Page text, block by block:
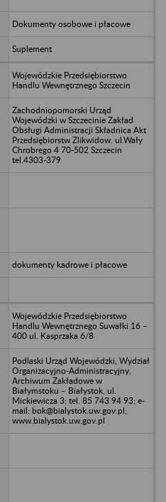
Dokumenty osobowe i płacowe
Suplement
Wojewódzkie Przedsiębiorstwo
Handlu Wewnętrznego Szczecin
Zachodniopomorski Urząd
Wojewódzki w Szczecinie Zakład
Obsługi Administracji Składnica Akt
Przedsiębiorstw Zlikwidow. ul.Wały
Chrobrego 4 70-502 Szczecin
tel.4303-379
dokumenty kadrowe i płacowe
Wojewódzkie Przedsiębiorstwo
Handlu Wewnętrznego Suwałki 16 –
400 ul. Kasprzaka 6/8
Podlaski Urząd Wojewódzki, Wydział
Organizacyjno-Administracyjny,
Archiwum Zakładowe w
Białymstoku – Białystok, ul.
Mickiewicza 3; tel. 85 743 94 93; e-
mail: bok@bialystok.uw.gov.pl;
www.bialystok.uw.gov.pl